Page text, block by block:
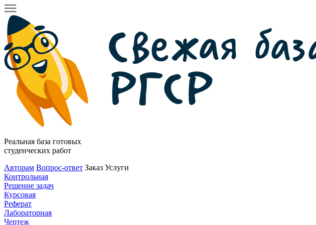
Реальная база готовых
студенческих работ
Авторам Вопрос-ответ Заказ Услуги
Контрольная
Решение задач
Курсовая
Реферат
Лабораторная
Чертеж